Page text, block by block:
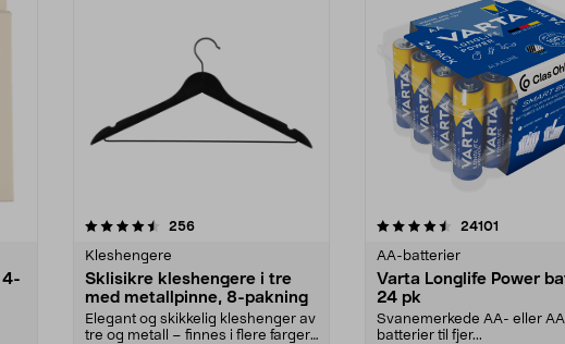
4-
256anmeldelser
Kleshengere
Sklisikre kleshengere i tre
med metallpinne, 8-pakning
Elegant og skikkelig kleshenger av
tre og metall – finnes i flere farger.
4.5av 5 stjerner 24101
AA-batterier
Varta Longlife Power
24 pk
Svanemerkede AA- eller
batterier til fjer...
4.5av 5 stjerner